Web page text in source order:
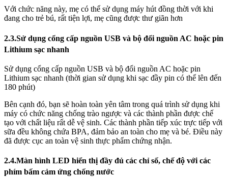
Với chức năng này, mẹ có thể sử dụng máy hút đồng thời với khi
đang cho trẻ bú, rất tiện lợi, mẹ cũng được thư giãn hơn
2.3.Sử dụng cổng cấp nguồn USB và bộ đổi nguồn AC hoặc pin
Lithium sạc nhanh
Sử dụng cổng cấp nguồn USB và bộ đổi nguồn AC hoặc pin
Lithium sạc nhanh (thời gian sử dụng khi sạc đầy pin có thể lên đến
180 phút)
Bên cạnh đó, bạn sẽ hoàn toàn yên tâm trong quá trình sử dụng khi
máy có chức năng chống trào ngược và các thành phần được chế
tạo với chất liệu rất dễ vệ sinh. Các thành phần tiếp xúc trực tiếp với
sữa đều không chứa BPA, đảm bảo an toàn cho mẹ và bé. Điều này
đã được cục an toàn vệ sinh thực phẩm chứng nhận.
2.4.Màn hình LED hiển thị đầy đủ các chỉ số, chế độ với các
phím bấm cảm ứng chống nước